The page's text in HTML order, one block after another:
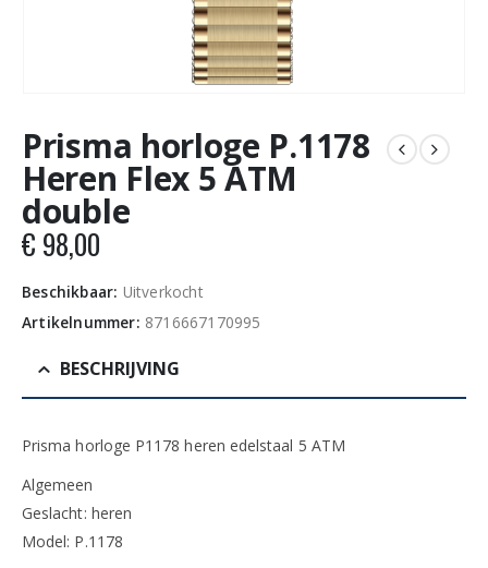
Prisma horloge P.1178
Heren Flex 5 ATM
double
€ 98,00
Beschikbaar: Uitverkocht
Artikelnummer: 8716667170995
BESCHRIJVING
Prisma horloge P1178 heren edelstaal 5 ATM
Algemeen
Geslacht: heren
Model: P.1178